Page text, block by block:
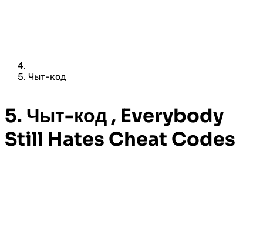
Чыт-код
5. Чыт-код , Everybody
Still Hates Cheat Codes